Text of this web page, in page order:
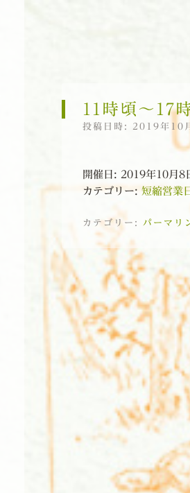
11時頃〜17
投稿日時: 2019年10
開催日: 2019年10月
カテゴリー: 短縮営業
カテゴリー: パーマリ
投稿ナビゲーション